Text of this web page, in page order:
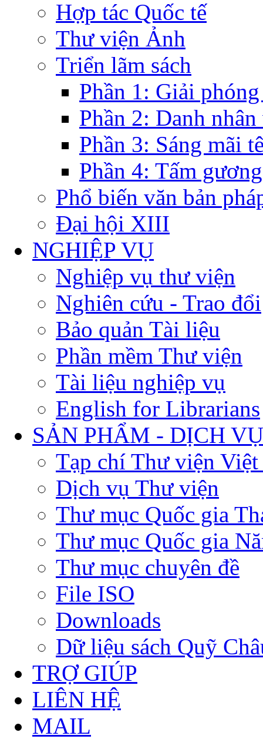
Hợp tác Quốc tế
Thư viện Ảnh
Triển lãm sách
Phần 1: Giải
Phần 2: Danh nhân
Phần 3: Sáng mãi
Phần 4: Tấm
Phổ biến văn bản
Đại hội XIII
NGHIỆP VỤ
Nghiệp vụ thư viện
Nghiên cứu - Trao đổi
Bảo quản Tài liệu
Phần mềm Thư viện
Tài liệu nghiệp vụ
English for Librarians
SẢN PHẨM - DỊCH VỤ
Tạp chí Thư viện Việt
Dịch vụ Thư viện
Thư mục Quốc gia
Thư mục Quốc gia
Thư mục chuyên đề
File ISO
Downloads
Dữ liệu sách Quỹ
TRỢ GIÚP
LIÊN HỆ
MAIL